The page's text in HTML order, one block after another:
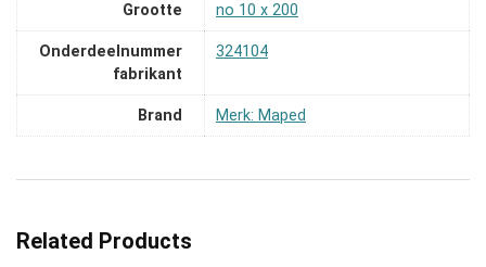
Grootte ‎no 10 x 200
Onderdeelnummer
fabrikant
‎324104
Brand Merk: Maped
Related Products